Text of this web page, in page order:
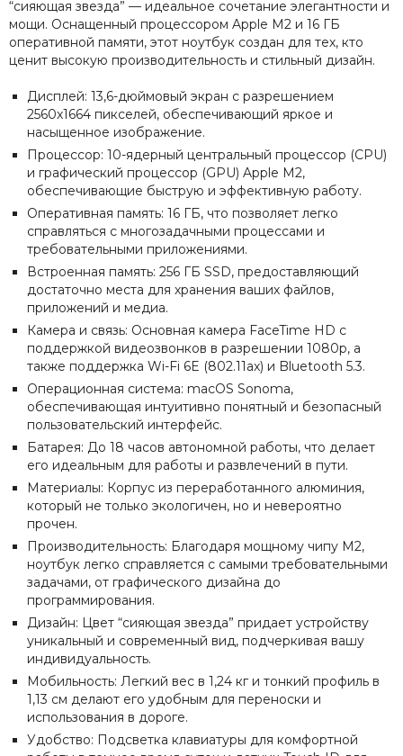
“сияющая звезда” — идеальное сочетание элегантности и
мощи. Оснащенный процессором Apple M2 и 16 ГБ
оперативной памяти, этот ноутбук создан для тех, кто
ценит высокую производительность и стильный дизайн.
Дисплей: 13,6-дюймовый экран с разрешением
2560x1664 пикселей, обеспечивающий яркое и
насыщенное изображение.
Процессор: 10-ядерный центральный процессор (CPU)
и графический процессор (GPU) Apple M2,
обеспечивающие быструю и эффективную работу.
Оперативная память: 16 ГБ, что позволяет легко
справляться с многозадачными процессами и
требовательными приложениями.
Встроенная память: 256 ГБ SSD, предоставляющий
достаточно места для хранения ваших файлов,
приложений и медиа.
Камера и связь: Основная камера FaceTime HD с
поддержкой видеозвонков в разрешении 1080p, а
также поддержка Wi-Fi 6E (802.11ax) и Bluetooth 5.3.
Операционная система: macOS Sonoma,
обеспечивающая интуитивно понятный и безопасный
пользовательский интерфейс.
Батарея: До 18 часов автономной работы, что делает
его идеальным для работы и развлечений в пути.
Материалы: Корпус из переработанного алюминия,
который не только экологичен, но и невероятно
прочен.
Производительность: Благодаря мощному чипу M2,
ноутбук легко справляется с самыми требовательными
задачами, от графического дизайна до
программирования.
Дизайн: Цвет “сияющая звезда” придает устройству
уникальный и современный вид, подчеркивая вашу
индивидуальность.
Мобильность: Легкий вес в 1,24 кг и тонкий профиль в
1,13 см делают его удобным для переноски и
использования в дороге.
Удобство: Подсветка клавиатуры для комфортной